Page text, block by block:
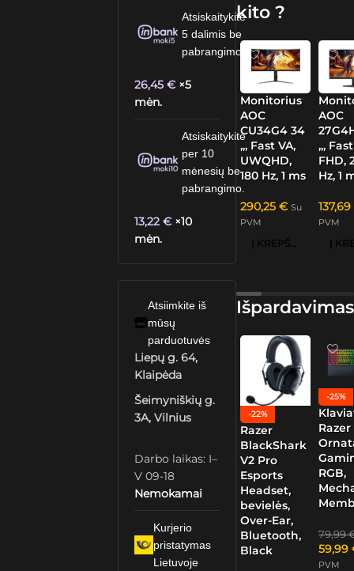
Atsiskaitykite
5 dalimis be
pabrangimo.
26,45€ ×5
mėn.
Atsiskaitykite
per 10
mėnesių be
pabrangimo.
13,22€ ×10
mėn.
Atsiimkite iš
mūsų
parduotuvės
Liepų g. 64,
Klaipėda
Šeimyniškių g.
3A, Vilnius
Darbo laikas: I–
V 09-18
Nemokamai
Kurjerio
pristatymas
Lietuvoje
kito ?
Monitorius
AOC
CU34G4 34
„, Fast VA,
UWQHD,
180 Hz, 1 ms
290,25 € Su
PVM
Į KREPŠELĮ
AOC
„,
FHD,
Hz, 1
137,69
PVM
Išpardavimas
-22%
Razer
BlackShark
V2 Pro
Esports
Headset,
bevielės,
Over-Ear,
Bluetooth,
Black
-25%
Razer
RGB,
79,99
59,99
PVM